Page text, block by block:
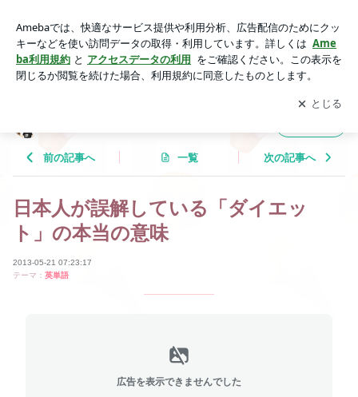
anguageアプリをダウンロードして ブログの更新通知
を受け取りまし
ょう。
開く
前の記事へ 一覧 次の記事へ
日本人が誤解している「ダイエッ
ト」の本当の意味
2013-05-21 07:23:17
テーマ： 英単語
広告を表示できませんでした